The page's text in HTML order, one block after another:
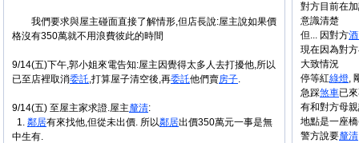
我們要求與屋主碰面直接了解情形,但店長說:屋主說如果價
格沒有350萬就不用浪費彼此的時間
9/14(五)下午,郭小姐來電告知:屋主因覺得太多人去打擾他,所以
已至店裡取消委託,打算屋子清空後,再委託他們賣房子.
9/14(五) 至屋主家求證.屋主釐清:
1. 鄰居有來找他,但從未出價. 所以鄰居出價350萬元一事是無
中生有.
對方目前在
意識清楚
但... 因對方
現在因為對
大致情況
停等紅綠燈,
急踩煞車已
有和對方母
地點是一座
警方說要釐清